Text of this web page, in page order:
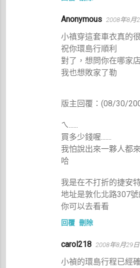
Anonymous 2008年8月
小禛穿這套車衣真的
祝你環島行順利
對了，想問你在哪家
我也想敗家了勒
版主回覆：(08/30/
ㄟ......
買多少錢喔.......
我怕說出來一夥人都
哈
我是在不打折的捷安
地址是敦化北路307
你可以去看看
回覆 刪除
carol218 2008年8月29
小禎的環島行程已經